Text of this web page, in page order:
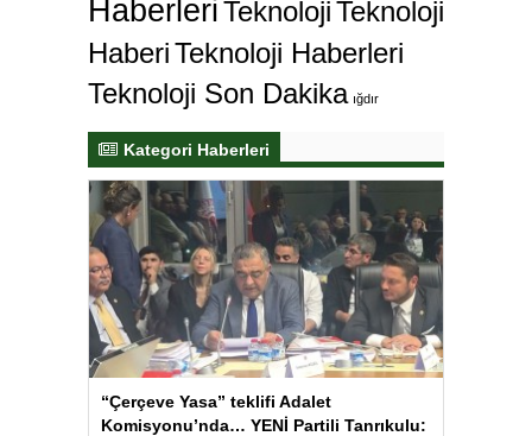
HaberleriTeknolojiTeknoloji
HaberiTeknoloji Haberleri
Teknoloji Son Dakika ığdır
Kategori Haberleri
“Çerçeve Yasa” teklifi Adalet
Komisyonu’nda… YENİ Partili Tanrıkulu: